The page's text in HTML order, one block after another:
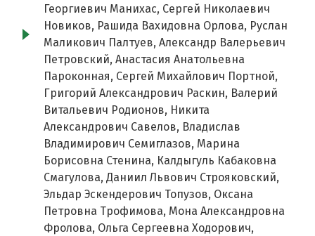
Георгиевич Манихас, Сергей Николаевич
Новиков, Рашида Вахидовна Орлова, Руслан
Маликович Палтуев, Александр Валерьевич
Петровский, Анастасия Анатольевна
Пароконная, Сергей Михайлович Портной,
Григорий Александрович Раскин, Валерий
Витальевич Родионов, Никита
Александрович Савелов, Владислав
Владимирович Семиглазов, Марина
Борисовна Стенина, Калдыгуль Кабаковна
Смагулова, Даниил Львович Строяковский,
Эльдар Эскендерович Топузов, Оксана
Петровна Трофимова, Мона Александровна
Фролова, Ольга Сергеевна Ходорович,